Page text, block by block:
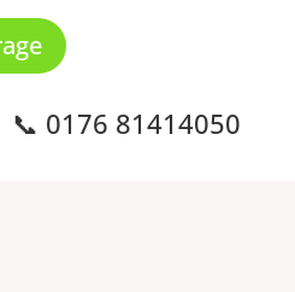
📞 0176 81414050